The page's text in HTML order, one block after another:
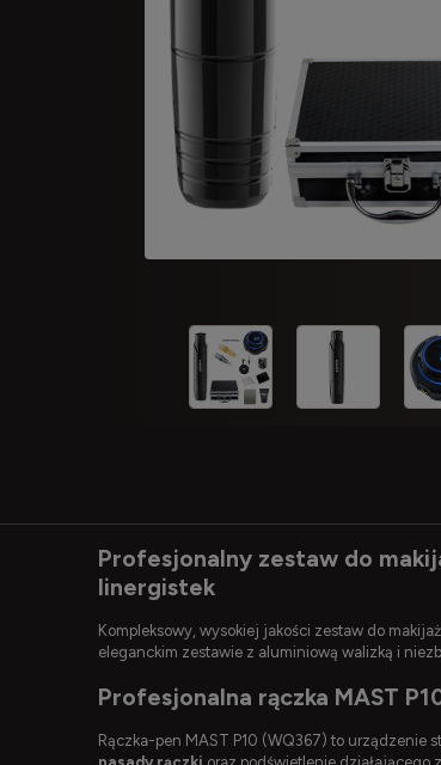
Profesjonalny zestaw do
linergistek
Kompleksowy, wysokiej jakości zestaw do
eleganckim zestawie z aluminiową walizką i
Profesjonalna rączka MAST
Rączka-pen MAST P10 (WQ367) to urządzenie